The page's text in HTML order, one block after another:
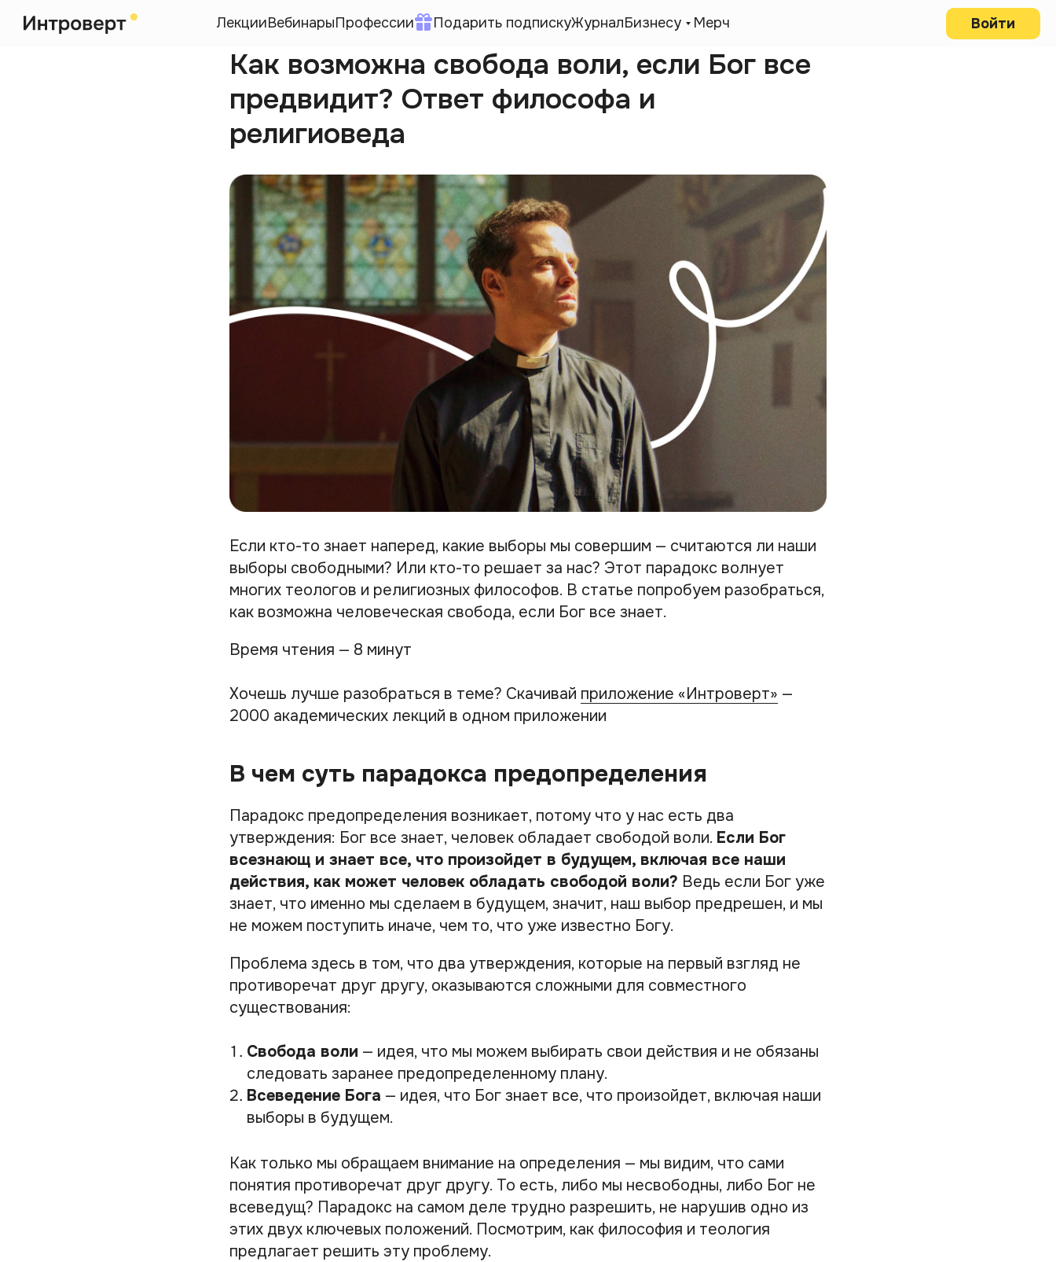
ЛекцииВебинарыПрофессии Подарить подпискуЖурналБизнесу Мерч Войти
Как возможна свобода воли, если Бог все
предвидит? Ответ философа и
религиоведа
Если кто-то знает наперед, какие выборы мы совершим — считаются ли наши
выборы свободными? Или кто-то решает за нас? Этот парадокс волнует
многих теологов и религиозных философов. В статье попробуем разобраться,
как возможна человеческая свобода, если Бог все знает.
Время чтения — 8 минут
Хочешь лучше разобраться в теме? Скачивай приложение «Интроверт» —
2000 академических лекций в одном приложении
В чем суть парадокса предопределения
Парадокс предопределения возникает, потому что у нас есть два
утверждения: Бог все знает, человек обладает свободой воли. Если Бог
всезнающ и знает все, что произойдет в будущем, включая все наши
действия, как может человек обладать свободой воли? Ведь если Бог уже
знает, что именно мы сделаем в будущем, значит, наш выбор предрешен, и мы
не можем поступить иначе, чем то, что уже известно Богу.
Проблема здесь в том, что два утверждения, которые на первый взгляд не
противоречат друг другу, оказываются сложными для совместного
существования:
Свобода воли — идея, что мы можем выбирать свои действия и не обязаны
следовать заранее предопределенному плану.
Всеведение Бога — идея, что Бог знает все, что произойдет, включая наши
выборы в будущем.
Как только мы обращаем внимание на определения — мы видим, что сами
понятия противоречат друг другу. То есть, либо мы несвободны, либо Бог не
всеведущ? Парадокс на самом деле трудно разрешить, не нарушив одно из
этих двух ключевых положений. Посмотрим, как философия и теология
предлагает решить эту проблему.